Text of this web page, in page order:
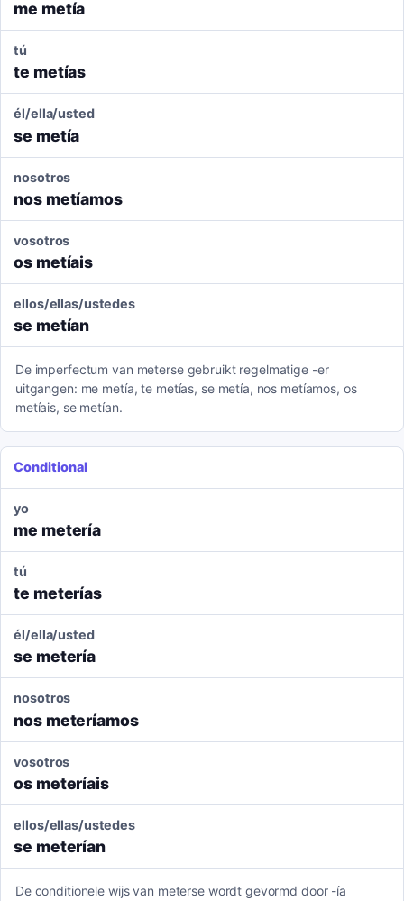
me metía
tú
te metías
él/ella/usted
se metía
nosotros
nos metíamos
vosotros
os metíais
ellos/ellas/ustedes
se metían
De imperfectum van meterse gebruikt regelmatige -er
uitgangen: me metía, te metías, se metía, nos metíamos, os
metíais, se metían.
Conditional
yo
me metería
tú
te meterías
él/ella/usted
se metería
nosotros
nos meteríamos
vosotros
os meteríais
ellos/ellas/ustedes
se meterían
De conditionele wijs van meterse wordt gevormd door -ía